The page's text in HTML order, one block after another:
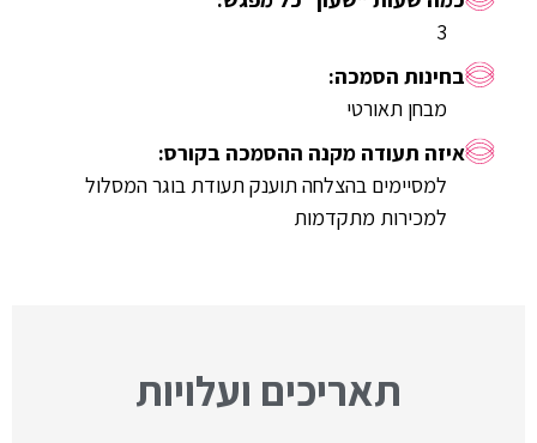
3
מבחן תאורטי
למסיימים בהצלחה תוענק תעודת בוגר המסלול
למכירות מתקדמות
תאריכים ועלויות